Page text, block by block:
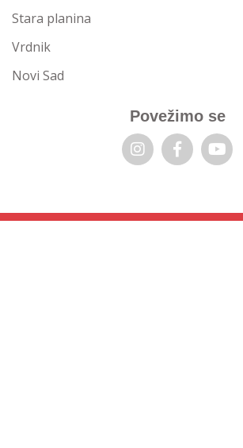
Stara planina
Vrdnik
Novi Sad
Povežimo se